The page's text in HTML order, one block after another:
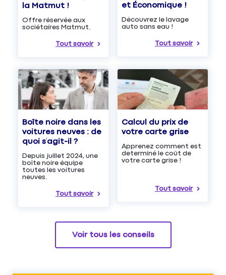
la Matmut !
Offre réservée aux
sociétaires Matmut.
Tout savoir
et Économique !
Découvrez le lavage
auto sans eau !
Tout savoir
Boîte noire dans les
voitures neuves : de
quoi s’agit-il ?
Depuis juillet 2024, une
boîte noire équipe
toutes les voitures
neuves.
Tout savoir
Calcul du prix de
votre carte grise
Apprenez comment est
determiné le coût de
votre carte grise !
Tout savoir
Voir tous les conseils